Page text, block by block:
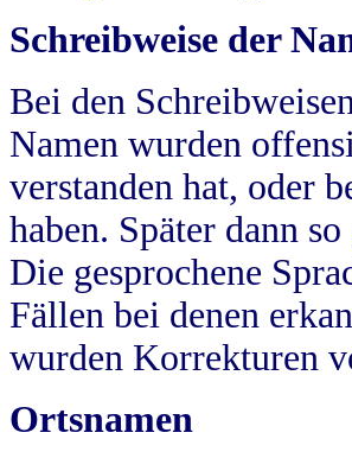
Schreibweise der
Bei den
Namen wurden
verstanden hat, oder
haben. Später dann
Die gesprochene
Fällen bei denen
wurden Korrekturen
Ortsnamen